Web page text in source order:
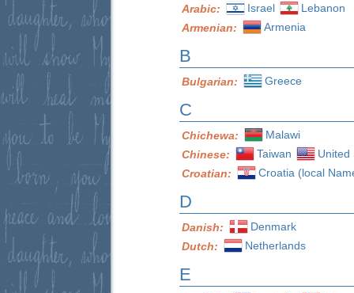
Arabic: Israel
Lebanon
Armenian:
Armenia
B
Bulgarian: Greece
C
Chichewa:
Malawi
Chinese:
Taiwan
United
Croatian:
Croatia (local
D
Danish:
Denmark
Dutch:
Netherlands
E